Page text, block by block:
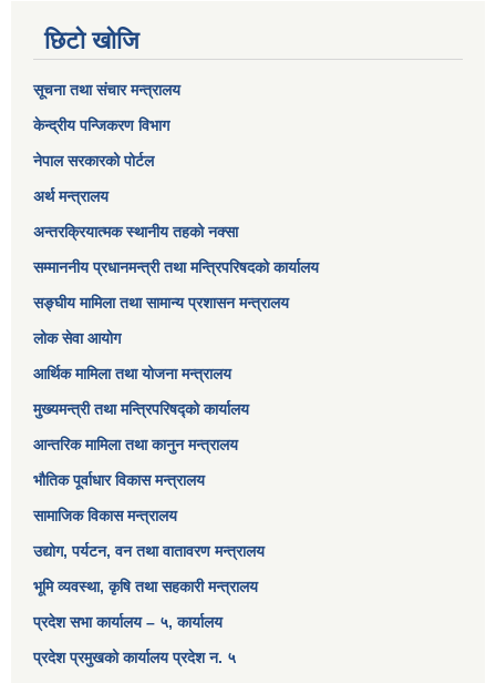
छिटो खोजि
सूचना तथा संचार मन्त्रालय
केन्द्रीय पन्जिकरण विभाग
नेपाल सरकारको पोर्टल
अर्थ मन्त्रालय
अन्तरक्रियात्मक स्थानीय तहको नक्सा
सम्माननीय प्रधानमन्त्री तथा मन्त्रिपरिषद‌को कार्यालय
सङ्‍घीय मामिला तथा सामान्य प्रशासन मन्त्रालय
लोक सेवा आयोग
आर्थिक मामिला तथा योजना मन्त्रालय​
मुख्यमन्त्री तथा मन्त्रिपरिषद्को कार्यालय
आन्तरिक मामिला तथा कानुन मन्त्रालय
भौतिक पूर्वाधार विकास मन्त्रालय
सामाजिक विकास मन्त्रालय
उद्योग, पर्यटन, वन तथा वातावरण मन्त्रालय
भूमि व्यवस्था, कृषि तथा सहकारी मन्त्रालय
प्रदेश सभा कार्यालय – ५, कार्यालय
प्रदेश प्रमुखको कार्यालय प्रदेश न. ५